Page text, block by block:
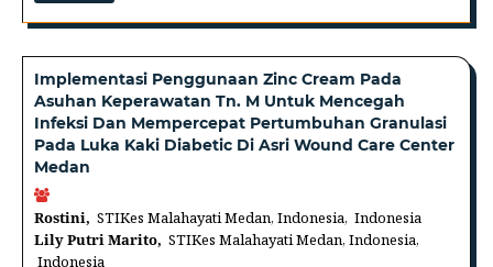
Implementasi Penggunaan Zinc Cream Pada
Asuhan Keperawatan Tn. M Untuk Mencegah
Infeksi Dan Mempercepat Pertumbuhan Granulasi
Pada Luka Kaki Diabetic Di Asri Wound Care Center
Medan
Rostini, STIKes Malahayati Medan, Indonesia, Indonesia
Lily Putri Marito, STIKes Malahayati Medan, Indonesia,
Indonesia